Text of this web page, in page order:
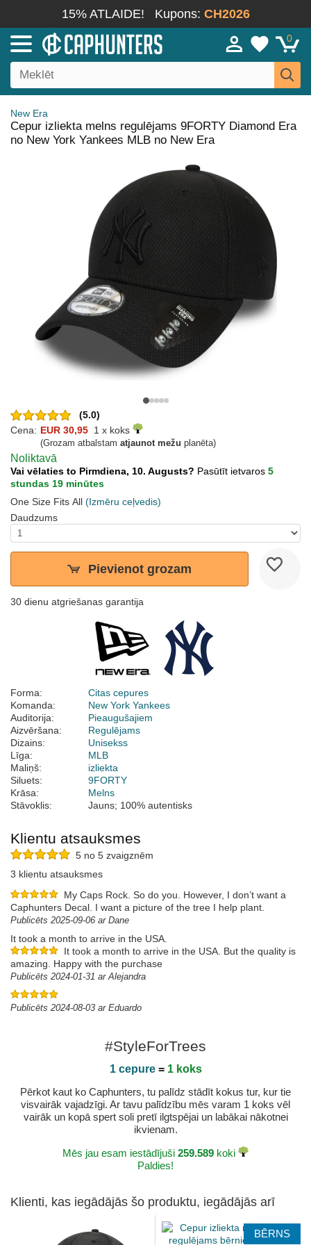
15% ATLAIDE! Kupons: CH2026
0
New Era
Cepur izliekta melns regulējams 9FORTY Diamond Era
no New York Yankees MLB no New Era
(5.0)
Cena: EUR 30,95 1 x koks
(Grozam atbalstam atjaunot mežu planēta)
Noliktavā
Vai vēlaties to Pirmdiena, 10. Augusts? Pasūtīt ietvaros 5
stundas 19 minūtes
One Size Fits All (Izmēru ceļvedis)
Daudzums
Pievienot grozam
30 dienu atgriešanas garantija
Forma:
Citas cepures
Komanda:
New York Yankees
Auditorija:
Pieaugušajiem
Aizvēršana:
Regulējams
Dizains:
Unisekss
Līga:
MLB
Maliņš:
izliekta
Siluets:
9FORTY
Krāsa:
Melns
Stāvoklis:
Jauns; 100% autentisks
Klientu atsauksmes
5 no 5 zvaigznēm
3 klientu atsauksmes
My Caps Rock. So do you. However, I don’t want a
Caphunters Decal. I want a picture of the tree I help plant.
Publicēts 2025-09-06 ar Dane
It took a month to arrive in the USA.
It took a month to arrive in the USA. But the quality is
amazing. Happy with the purchase
Publicēts 2024-01-31 ar Alejandra
Publicēts 2024-08-03 ar Eduardo
#StyleForTrees
1 cepure= 1 koks
Pērkot kaut ko Caphunters, tu palīdz stādīt kokus tur, kur tie
visvairāk vajadzīgi. Ar tavu palīdzību mēs varam 1 koks vēl
vairāk un kopā spert soli pretī ilgtspējai un labākai nākotnei
ikvienam.
Mēs jau esam iestādījuši 259.589 koki
Paldies!
Klienti, kas iegādājās šo produktu, iegādājās arī
BĒRNS